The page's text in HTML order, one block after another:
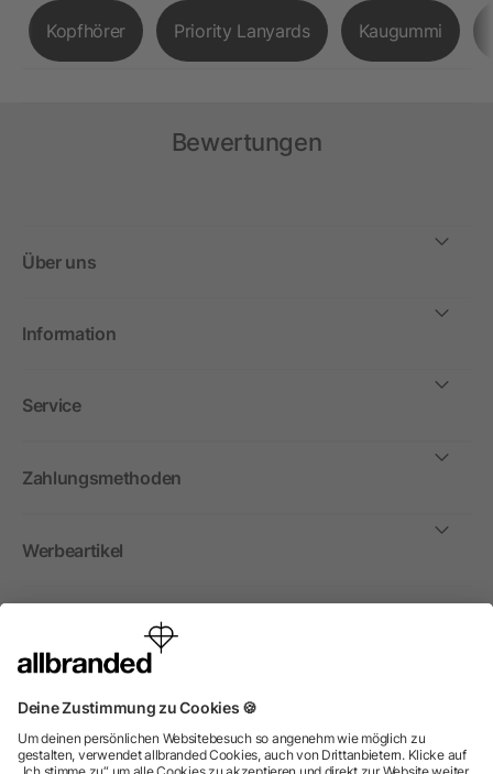
Kopfhörer Priority Lanyards Kaugummi
Bewertungen
Über uns
Information
Service
Zahlungsmethoden
Werbeartikel
International